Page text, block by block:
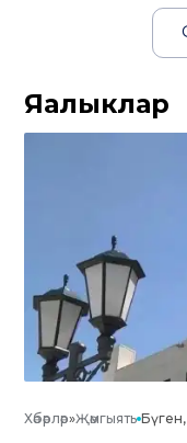
Яңалыклар
Хәбәрләр»Җәмгыять Бүген,